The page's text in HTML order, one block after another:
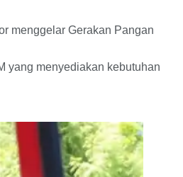
menggelar Gerakan Pangan
yang menyediakan kebutuhan